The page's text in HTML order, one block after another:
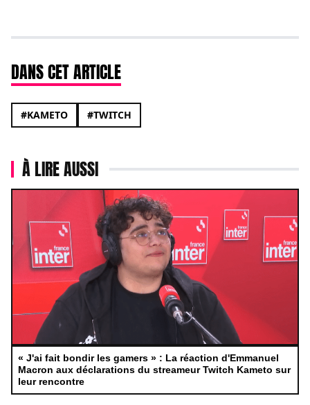
DANS CET ARTICLE
#KAMETO #TWITCH
À LIRE AUSSI
« J'ai fait bondir les gamers » : La réaction d'Emmanuel
Macron aux déclarations du streameur Twitch Kameto sur
leur rencontre